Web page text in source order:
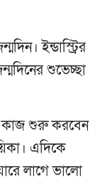
ইন্ডাস্ট্রির
শুভেচ্ছা
কাজ শুরু করবেন
এদিকে
লাগে ভালো